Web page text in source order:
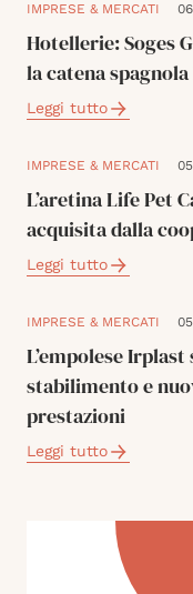
IMPRESE & MERCATI
Hotellerie: Soges
la catena
Leggi tutto
IMPRESE & MERCATI
L’aretina Life Pet
acquisita dalla
Leggi tutto
IMPRESE & MERCATI
L’empolese
stabilimento e
prestazioni
Leggi tutto